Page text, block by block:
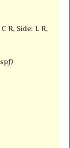
R, Side: L R,